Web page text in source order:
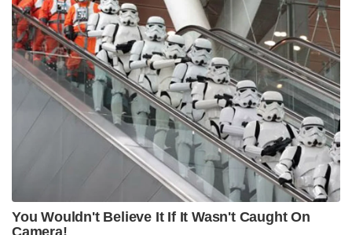
ഓഫ്സൈഡിൽ അർദ്ധചക്രം വരച്ചേക്കാം
..ഒന്നാലോചിച്ചാൽ സിക്സറടിച്ച് മുന്നൂറെന്ന മാന്ത്രിക
അക്കം തികയ്ക്കാൻ ധൈര്യമുള്ള എത്ര
ബാറ്റ്സ്മാന്മാരുണ്ട് ക്രിക്കറ്റ് ലോകത്ത് ?
സച്ചിനെപ്പോലെയാകാൻ സ്വപ്നം കണ്ട് ജീവിച്ച
ഡൽഹിക്കാരൻ ബാലൻ പിന്നീട് സച്ചിനെന്ന്
തോന്നിപ്പിക്കുന്ന രീതിയിൽ ബാറ്റ് ചെയ്തത്
കാണികൾ മറന്നിട്ടുണ്ടാകില്ല . ഇരുവരും ഒരുമിച്ച്
ക്രീസിലുള്ളപ്പോൾ ആരാണ് സച്ചിൻ ആരാണ്
സേവാഗെന്ന് തിരിച്ചറിയാൻ കഴിയാതെ വിഷമിച്ചിട്ടുണ്ട്
ചിലരെങ്കിലും .